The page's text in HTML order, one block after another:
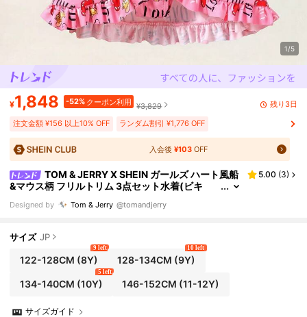
1/5
¥1,848 -52% クーポン利用 ¥3,829 残り3日
注文金額 ¥156 以上10% OFF ランダム割引 ¥1,776 OFF
入会後¥103 OFF
TOM & JERRY X SHEIN ガールズ ハート風船
&マウス柄 フリルトリム 3点セット水着(ビキ
5.00 (3)
Designed by Tom & Jerry @tomandjerry
サイズ JP
122-128CM (8Y)
9 left
128-134CM (9Y)
10 left
134-140CM (10Y)
5 left
146-152CM (11-12Y)
サイズガイド